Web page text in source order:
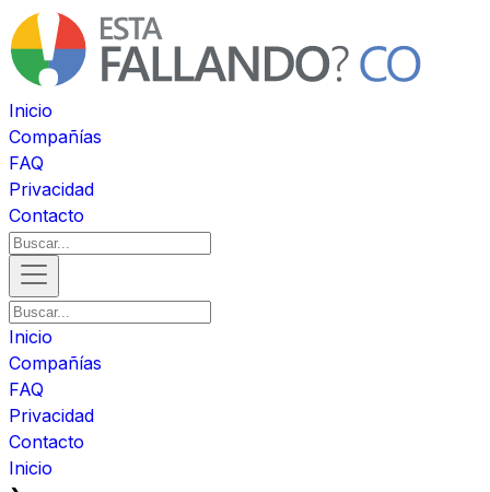
Inicio
Compañías
FAQ
Privacidad
Contacto
Inicio
Compañías
FAQ
Privacidad
Contacto
Inicio